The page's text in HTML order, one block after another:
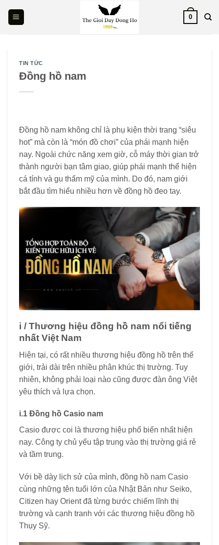
0
TIN TỨC
Đồng hồ nam
Đồng hồ nam không chỉ là phụ kiện thời trang “siêu
hot” mà còn là “món đồ chơi” của phái mạnh hiện
nay. Ngoài chức năng xem giờ, cỗ máy thời gian trở
thành người bạn tâm giao, giúp phái mạnh thể hiện
cá tính và gu thẩm mỹ của mình. Do đó, nam giới
bắt đầu tìm hiểu nhiều hơn về đồng hồ đeo tay.
i / Thương hiệu đồng hồ nam nổi tiếng
nhất Việt Nam
Hiện tại, có rất nhiều thương hiệu đồng hồ trên thế
giới, trải dài trên nhiều phân khúc thị trường. Tuy
nhiên, không phải loại nào cũng được đàn ông Việt
yêu thích và lựa chọn.
i.1 Đồng hồ Casio nam
Casio được coi là thương hiệu phổ biến nhất hiện
nay. Công ty chủ yếu tập trung vào thị trường giá rẻ
và tầm trung.
Với bề dày lịch sử của mình, đồng hồ nam Casio
cùng những tên tuổi lớn của Nhật Bản như Seiko,
Citizen hay Orient đã từng bước chiếm lĩnh thị
trường và cạnh tranh với các thương hiệu đồng hồ
Thụy Sỹ.